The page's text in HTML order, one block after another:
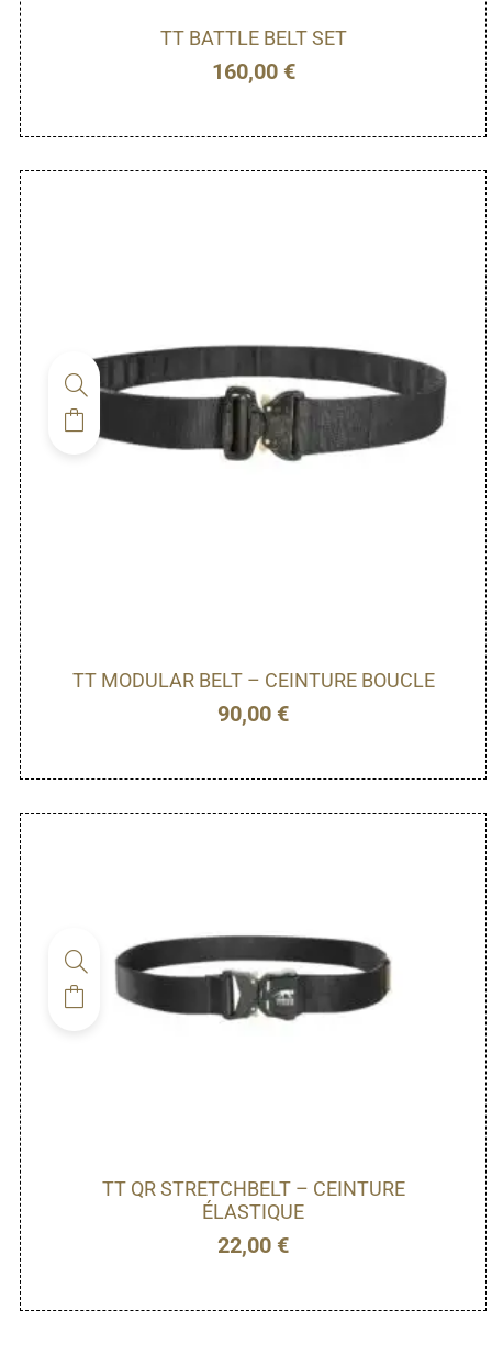
TT BATTLE BELT SET
160,00 €
TT MODULAR BELT – CEINTURE BOUCLE
90,00 €
TT QR STRETCHBELT – CEINTURE
ÉLASTIQUE
22,00 €